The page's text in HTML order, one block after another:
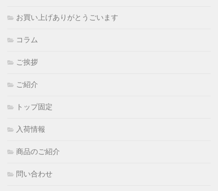
お買い上げありがとうごいます
コラム
ご挨拶
ご紹介
トップ固定
入荷情報
商品のご紹介
問い合わせ